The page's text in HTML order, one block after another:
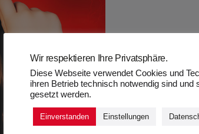
Wir respektieren Ihre Privatsphäre.
Diese Webseite verwendet Cookies und
ihren Betrieb technisch notwendig sind und
gesetzt werden.
Einverstanden Einstellungen